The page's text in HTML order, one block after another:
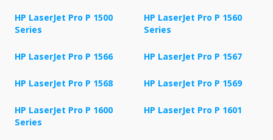
HP LaserJet Pro P 1500
Series
HP LaserJet Pro P 1560
Series
HP LaserJet Pro P 1566 HP LaserJet Pro P 1567
HP LaserJet Pro P 1568 HP LaserJet Pro P 1569
HP LaserJet Pro P 1600
Series
HP LaserJet Pro P 1601